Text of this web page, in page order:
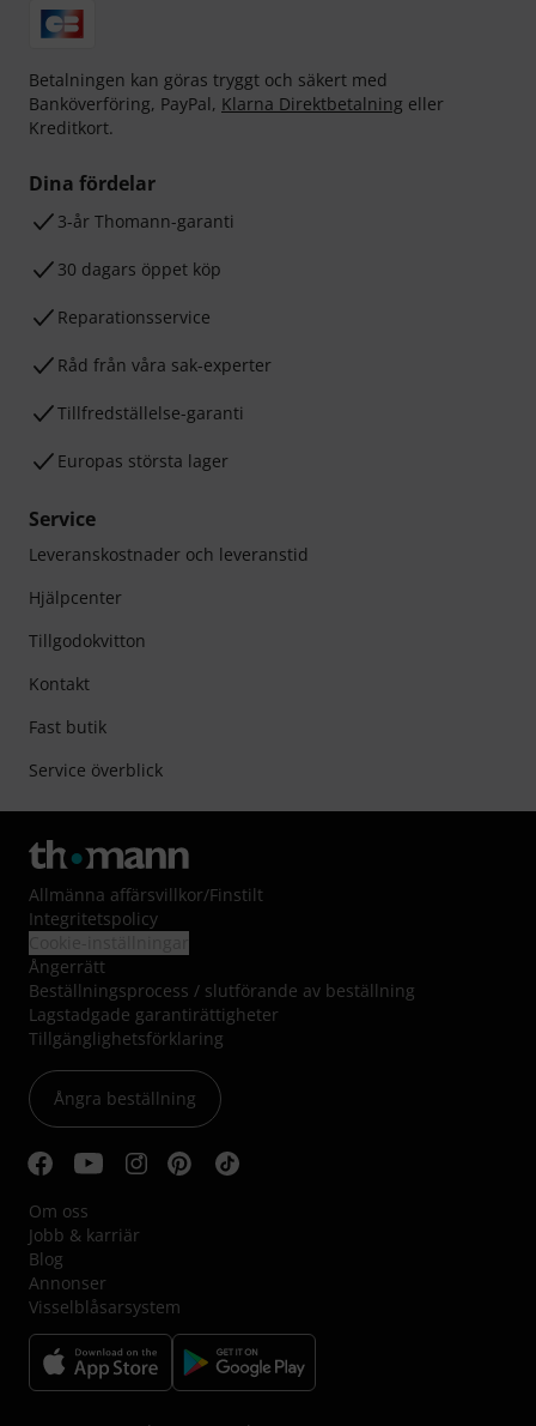
Betalningen kan göras tryggt och säkert med
Banköverföring, PayPal, Klarna Direktbetalning eller
Kreditkort.
Dina fördelar
3-år Thomann-garanti
30 dagars öppet köp
Reparationsservice
Råd från våra sak-experter
Tillfredställelse-garanti
Europas största lager
Service
Leveranskostnader och leveranstid
Hjälpcenter
Tillgodokvitton
Kontakt
Fast butik
Service överblick
Allmänna affärsvillkor/Finstilt
Integritetspolicy
Ångerrätt
Beställningsprocess / slutförande av beställning
Lagstadgade garantirättigheter
Tillgänglighetsförklaring
Ångra beställning
Om oss
Jobb & karriär
Blog
Annonser
Visselblåsarsystem